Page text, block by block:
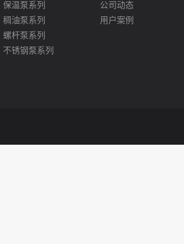
保温泵系列
稠油泵系列
螺杆泵系列
不锈钢泵系列
公司动态
用户案例